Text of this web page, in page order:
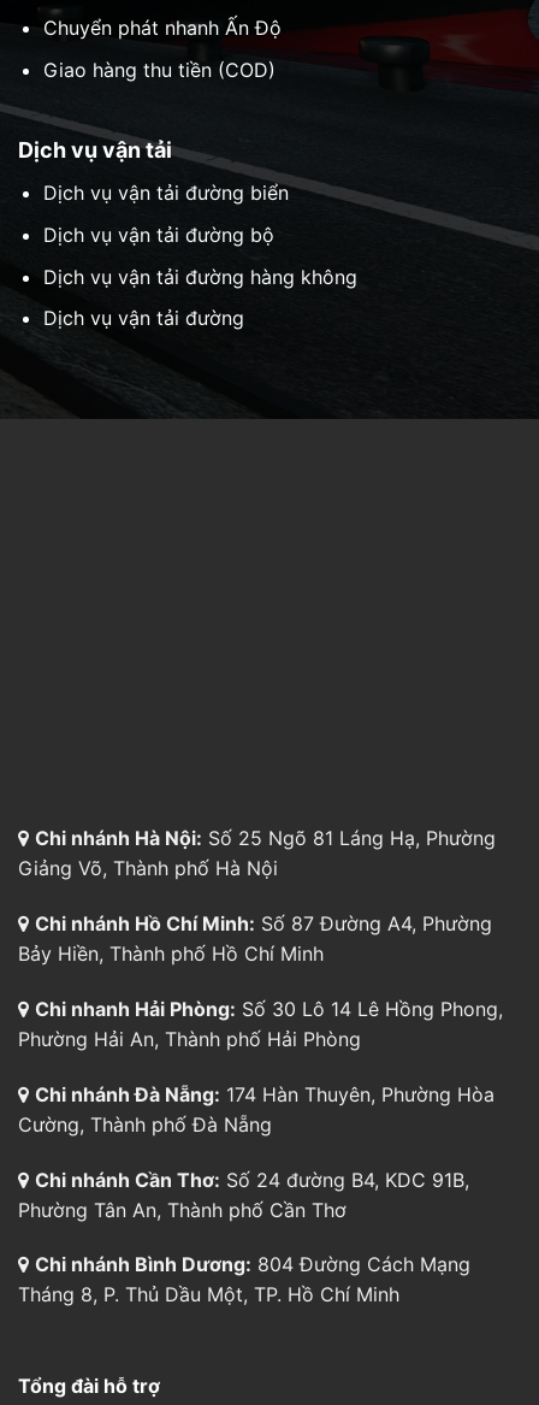
Chuyển phát nhanh Ấn Độ
Giao hàng thu tiền (COD)
Dịch vụ vận tải
Dịch vụ vận tải đường biển
Dịch vụ vận tải đường bộ
Dịch vụ vận tải đường hàng không
Dịch vụ vận tải đường
Chi nhánh Đà Nẵng:174 Hàn Thuyên, Phường Hòa
Chi nhánh Cần Thơ:Số 24 đường B4, KDC 91B,
Chi nhánh Bình Dương:804 Đường Cách Mạng
0904 593 223( Hà Nội )
0904 593 223 ( TpHCM )
0904 593 223( Hải Phòng)